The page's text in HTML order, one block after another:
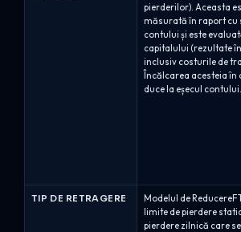
pierderilor). Aceasta
măsurată în raport cu
contului și este
capitalului (rezultate
inclusiv costurile de
Încălcarea acesteia în
duce la eșecul contului.
TIP DE RETRAGERE
Modelul de
limite de pierdere
pierdere zilnică care